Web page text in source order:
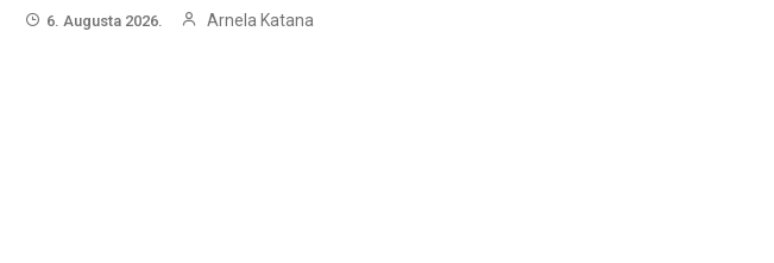
6. Augusta 2026. Arnela Katana